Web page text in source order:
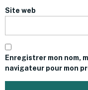
Site web
Enregistrer mon nom,
navigateur pour mon